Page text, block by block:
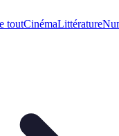
toutCinémaLittérature